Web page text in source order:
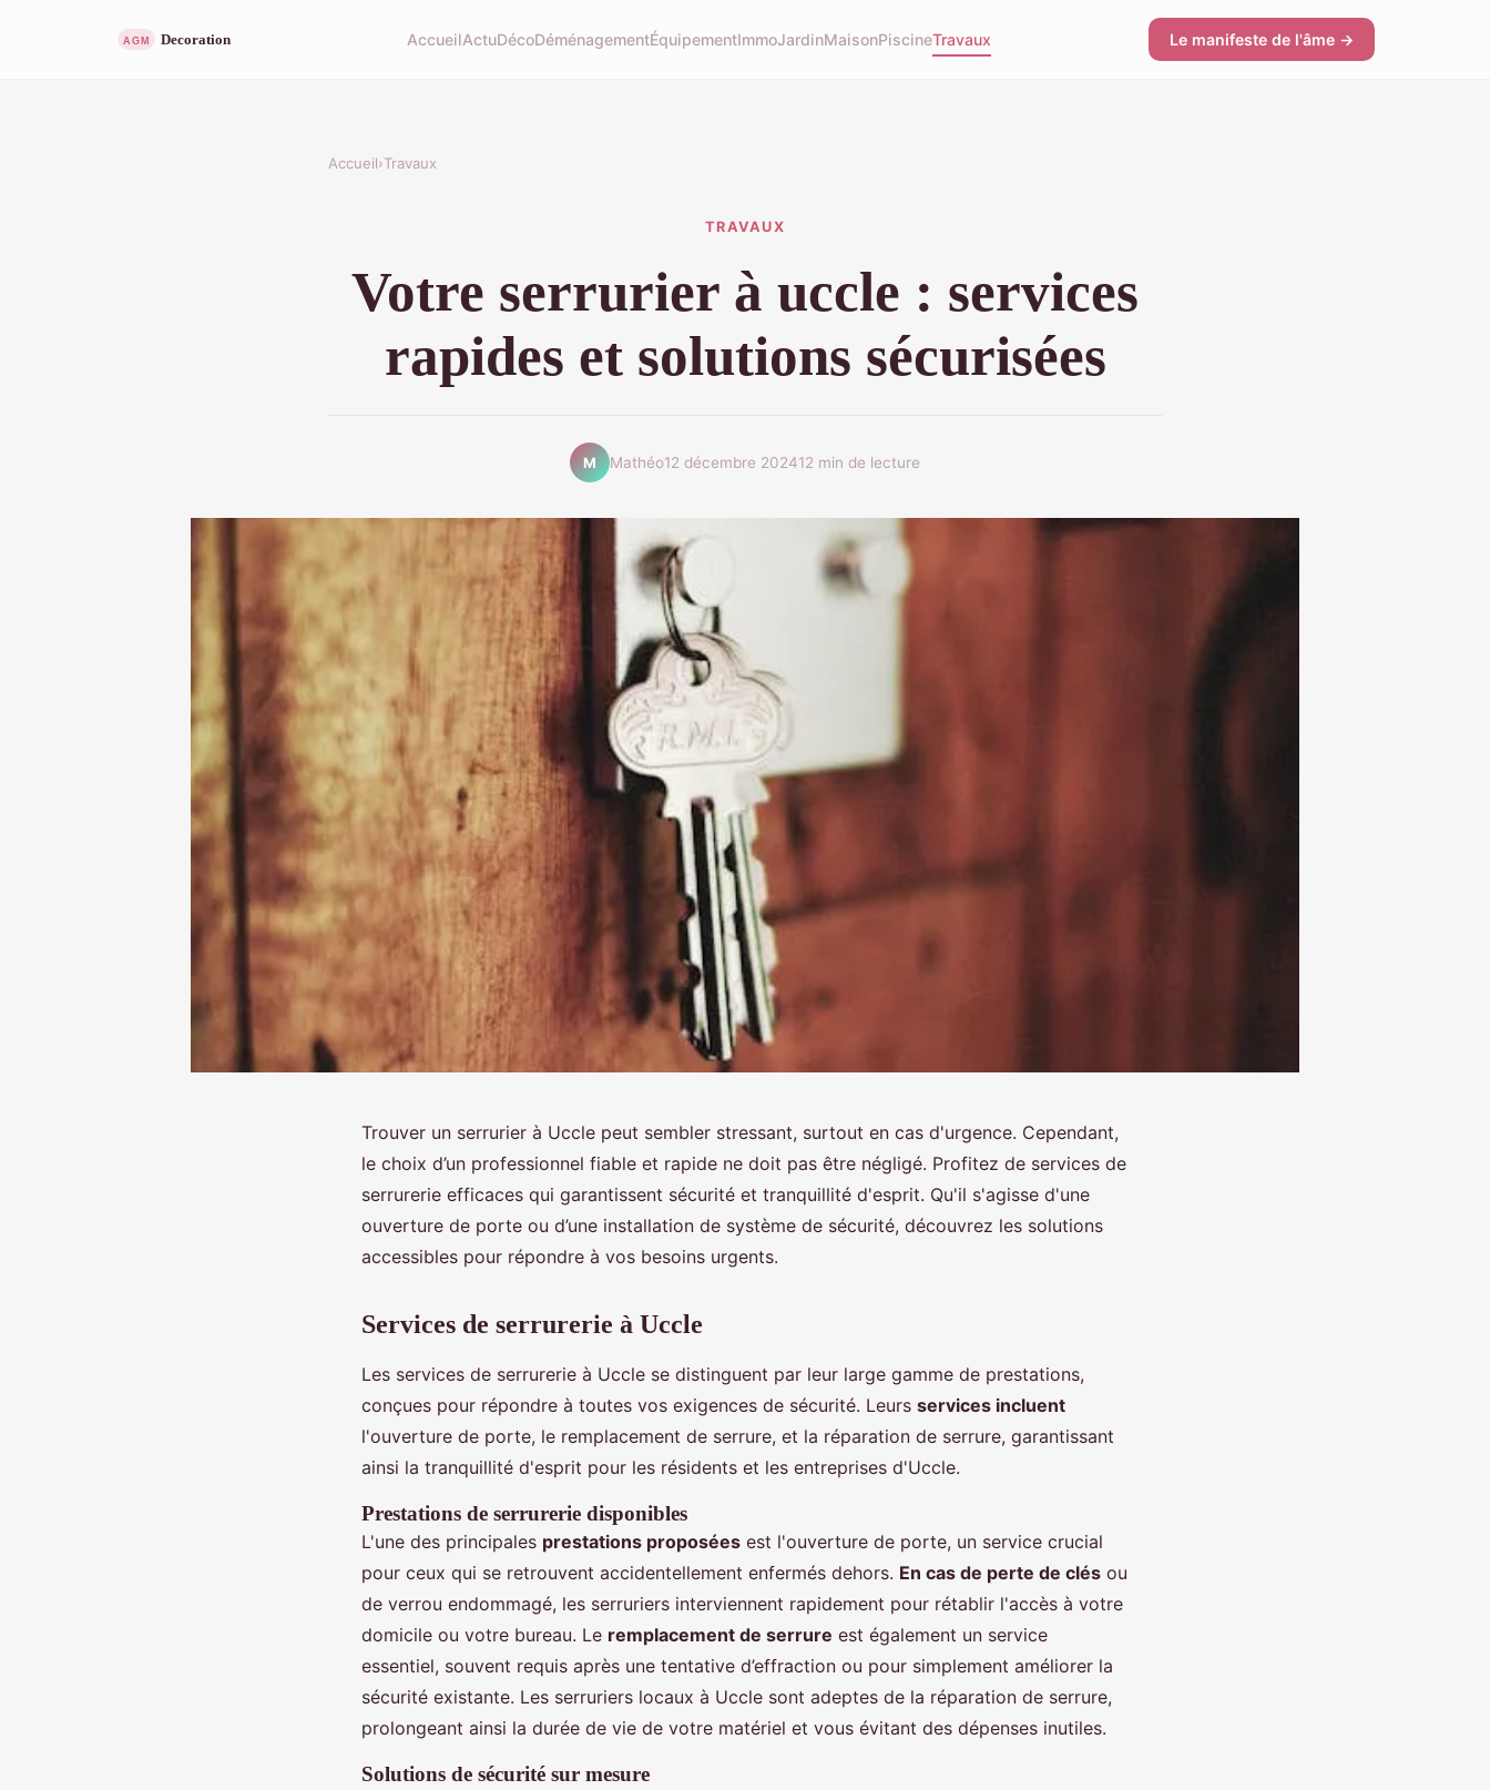
AccueilActuDécoDéménagementÉquipementImmoJardinMaisonPiscineTravaux Le manifeste de l'âme →
Accueil›Travaux
TRAVAUX
Votre serrurier à uccle : services
rapides et solutions sécurisées
M Mathéo12 décembre 202412 min de lecture
Trouver un serrurier à Uccle peut sembler stressant, surtout en cas d'urgence. Cependant,
le choix d’un professionnel fiable et rapide ne doit pas être négligé. Profitez de services de
serrurerie efficaces qui garantissent sécurité et tranquillité d'esprit. Qu'il s'agisse d'une
ouverture de porte ou d’une installation de système de sécurité, découvrez les solutions
accessibles pour répondre à vos besoins urgents.
Services de serrurerie à Uccle
Les services de serrurerie à Uccle se distinguent par leur large gamme de prestations,
conçues pour répondre à toutes vos exigences de sécurité. Leurs services incluent
l'ouverture de porte, le remplacement de serrure, et la réparation de serrure, garantissant
ainsi la tranquillité d'esprit pour les résidents et les entreprises d'Uccle.
Prestations de serrurerie disponibles
L'une des principales prestations proposées est l'ouverture de porte, un service crucial
pour ceux qui se retrouvent accidentellement enfermés dehors. En cas de perte de clés ou
de verrou endommagé, les serruriers interviennent rapidement pour rétablir l'accès à votre
domicile ou votre bureau. Le remplacement de serrure est également un service
essentiel, souvent requis après une tentative d’effraction ou pour simplement améliorer la
sécurité existante. Les serruriers locaux à Uccle sont adeptes de la réparation de serrure,
prolongeant ainsi la durée de vie de votre matériel et vous évitant des dépenses inutiles.
Solutions de sécurité sur mesure